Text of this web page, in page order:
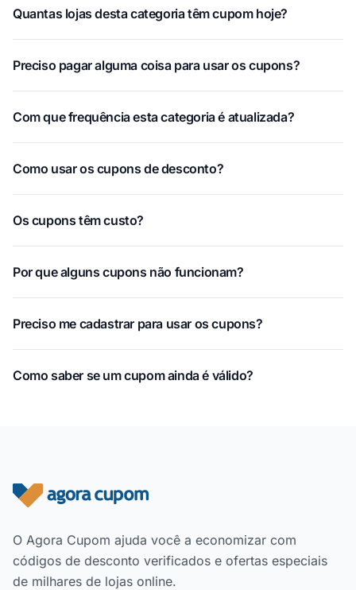
Quantas lojas desta categoria têm cupom hoje?
Preciso pagar alguma coisa para usar os cupons?
Com que frequência esta categoria é atualizada?
Como usar os cupons de desconto?
Os cupons têm custo?
Por que alguns cupons não funcionam?
Preciso me cadastrar para usar os cupons?
Como saber se um cupom ainda é válido?
Rodapé do site
O Agora Cupom ajuda você a economizar com
códigos de desconto verificados e ofertas especiais
de milhares de lojas online.